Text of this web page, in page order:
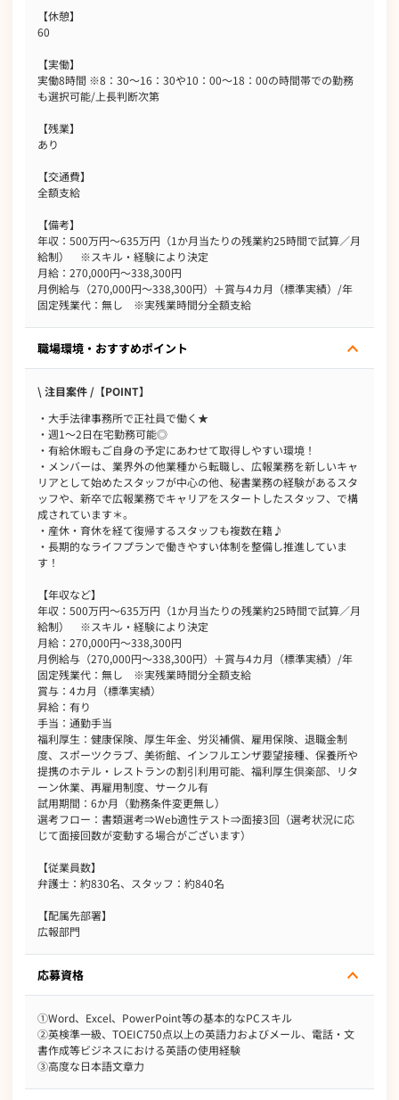
【休憩】
60
【実働】
実働8時間 ※8：30～16：30や10：00～18：00の時間帯での勤務
も選択可能/上長判断次第
【残業】
あり
【交通費】
全額支給
【備考】
年収：500万円～635万円（1か月当たりの残業約25時間で試算／月
給制） ※スキル・経験により決定
月給：270,000円～338,300円
月例給与（270,000円～338,300円）＋賞与4カ月（標準実績）/年
固定残業代：無し ※実残業時間分全額支給
職場環境・おすすめポイント
\ 注目案件 /【POINT】
・大手法律事務所で正社員で働く★
・週1～2日在宅勤務可能◎
・有給休暇もご自身の予定にあわせて取得しやすい環境！
・メンバーは、業界外の他業種から転職し、広報業務を新しいキャ
リアとして始めたスタッフが中心の他、秘書業務の経験があるスタ
ッフや、新卒で広報業務でキャリアをスタートしたスタッフ、で構
成されています＊。
・産休・育休を経て復帰するスタッフも複数在籍♪
・長期的なライフプランで働きやすい体制を整備し推進していま
す！
【年収など】
年収：500万円～635万円（1か月当たりの残業約25時間で試算／月
給制） ※スキル・経験により決定
月給：270,000円～338,300円
月例給与（270,000円～338,300円）＋賞与4カ月（標準実績）/年
固定残業代：無し ※実残業時間分全額支給
賞与：4カ月（標準実績）
昇給：有り
手当：通勤手当
福利厚生：健康保険、厚生年金、労災補償、雇用保険、退職金制
度、スポーツクラブ、美術館、インフルエンザ要望接種、保養所や
提携のホテル・レストランの割引利用可能、福利厚生倶楽部、リタ
ーン休業、再雇用制度、サークル有
試用期間：6か月（勤務条件変更無し）
選考フロー：書類選考⇒Web適性テスト⇒面接3回（選考状況に応
じて面接回数が変動する場合がございます）
【従業員数】
弁護士：約830名、スタッフ：約840名
【配属先部署】
広報部門
応募資格
①Word、Excel、PowerPoint等の基本的なPCスキル
②英検準一級、TOEIC750点以上の英語力およびメール、電話・文
書作成等ビジネスにおける英語の使用経験
③高度な日本語文章力